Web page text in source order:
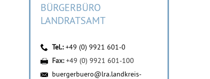
BÜRGERBÜRO
LANDRATSAMT
Tel.:+49 (0) 9921 601-0
Fax:+49 (0) 9921 601-100
buergerbuero@lra.landkreis-